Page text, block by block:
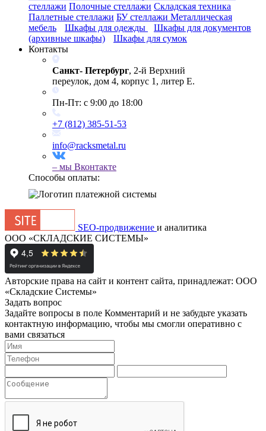
стеллажи Полочные стеллажи Складская техника
Паллетные стеллажи БУ стеллажи Металлическая
мебель
Шкафы для одежды
Шкафы для документов
(архивные шкафы)
Шкафы для сумок
Контакты
Санкт- Петербург, 2-й Верхний
переулок, дом 4, корпус 1, литер Е.
Пн-Пт: с 9:00 до 18:00
+7 (812) 385-51-53
info@racksmetal.ru
– мы Вконтакте
Способы оплаты:
SEO-продвижение и аналитика
ООО «СКЛАДСКИЕ СИСТЕМЫ»
Авторские права на сайт и контент сайта, принадлежат: ООО
«Складские Системы»
Задать вопрос
Задайте вопросы в поле Комментарий и не забудьте указать
контактную информацию, чтобы мы смогли оперативно с
вами связаться